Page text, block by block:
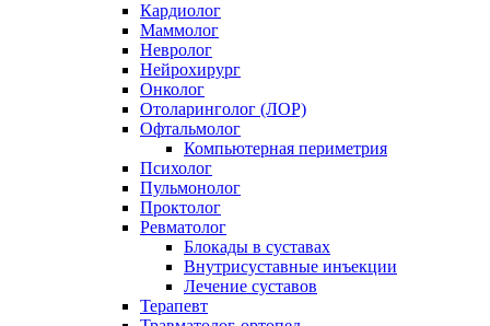
Кардиолог
Маммолог
Невролог
Нейрохирург
Онколог
Отоларинголог (ЛОР)
Офтальмолог
Компьютерная периметрия
Психолог
Пульмонолог
Проктолог
Ревматолог
Блокады в суставах
Внутрисуставные инъекции
Лечение суставов
Терапевт